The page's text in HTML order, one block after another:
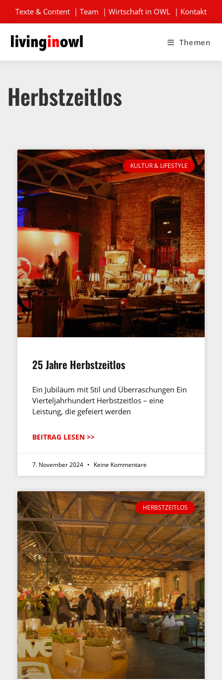
Texte & Content | Team | Wirtschaft in OWL | Kontakt
Themen
Herbstzeitlos
KULTUR & LIFESTYLE
25 Jahre Herbstzeitlos
Ein Jubiläum mit Stil und Überraschungen Ein
Vierteljahrhundert Herbstzeitlos – eine
Leistung, die gefeiert werden
BEITRAG LESEN >>
7. November 2024 Keine Kommentare
HERBSTZEITLOS